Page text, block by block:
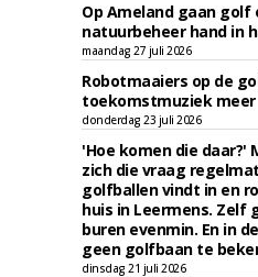
Op Ameland gaan golf
natuurbeheer hand in
maandag 27 juli 2026
Robotmaaiers op de
toekomstmuziek meer
donderdag 23 juli 2026
'Hoe komen die daar?'
zich die vraag
golfballen vindt in en
huis in Leermens. Zelf
buren evenmin. En in
geen golfbaan te
dinsdag 21 juli 2026